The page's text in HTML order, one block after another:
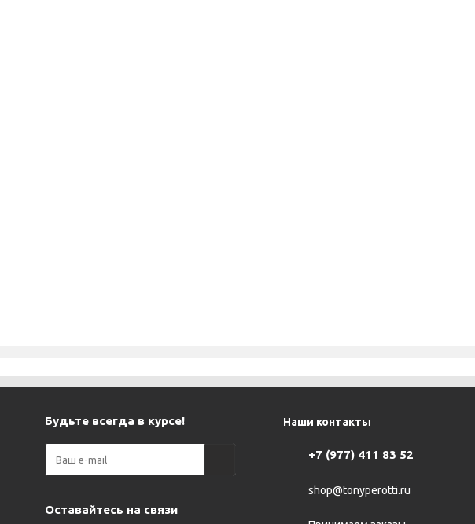
Будьте всегда в курсе!
Оставайтесь на связи
Наши контакты
+7 (977) 411 83 52
shop@tonyperotti.ru